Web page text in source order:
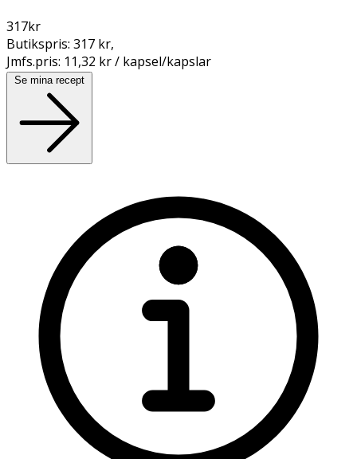
317kr
Butikspris: 317 kr,
Jmfs.pris: 11,32 kr / kapsel/kapslar
Se mina recept